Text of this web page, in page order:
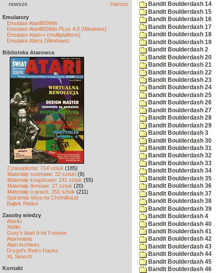
nowsze starsze
Emulatory
Emulator Atari800Win
Emulator Atari800Win PLus 4.0 (Windows)
Emulator Atari++ (multiplatform)
Emulator Altirra (Windows)
Biblioteka Atarowca
Czasopisma: 714 sztuk (185)
Materiały scenowe: 32 sztuki (9)
Materiały książkowe: 141 sztuk (55)
Materiały firmowe: 27 sztuk (20)
Materiały o grach: 351 sztuk (211)
Spiżarnia Voya na Chomikuj.pl
Bajtek Redux
Zasoby wiedzy
Atariki
XWiki
Gury's Atari 8-bit Forever
Atarimania
Atari Archives
Drygol's Retro Hacks
XL Search
Kontakt
Bandit Boulderdash 14
Bandit Boulderdash 15
Bandit Boulderdash 16
Bandit Boulderdash 17
Bandit Boulderdash 18
Bandit Boulderdash 19
Bandit Boulderdash 2
Bandit Boulderdash 20
Bandit Boulderdash 21
Bandit Boulderdash 22
Bandit Boulderdash 23
Bandit Boulderdash 24
Bandit Boulderdash 25
Bandit Boulderdash 26
Bandit Boulderdash 27
Bandit Boulderdash 28
Bandit Boulderdash 29
Bandit Boulderdash 3
Bandit Boulderdash 30
Bandit Boulderdash 31
Bandit Boulderdash 32
Bandit Boulderdash 33
Bandit Boulderdash 34
Bandit Boulderdash 35
Bandit Boulderdash 36
Bandit Boulderdash 37
Bandit Boulderdash 38
Bandit Boulderdash 39
Bandit Boulderdash 4
Bandit Boulderdash 40
Bandit Boulderdash 41
Bandit Boulderdash 42
Bandit Boulderdash 43
Bandit Boulderdash 44
Bandit Boulderdash 45
Bandit Boulderdash 46